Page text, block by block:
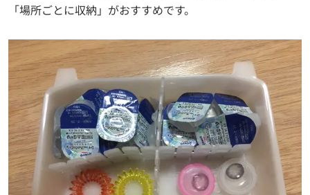
「場所ごとに収納」がおすすめです。